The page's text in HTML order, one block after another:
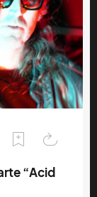
“Acid